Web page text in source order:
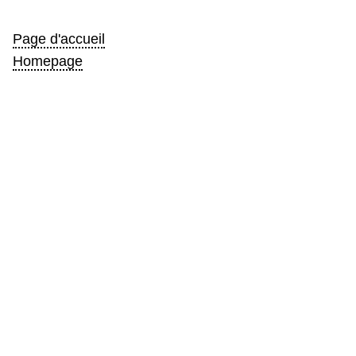
Page d'accueil
Homepage